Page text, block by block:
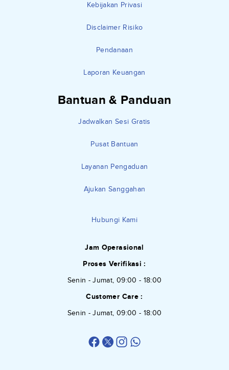
Kebijakan Privasi
Disclaimer Risiko
Pendanaan
Laporan Keuangan
Bantuan & Panduan
Jadwalkan Sesi Gratis
Pusat Bantuan
Layanan Pengaduan
Ajukan Sanggahan
Hubungi Kami
Jam Operasional
Proses Verifikasi :
Senin - Jumat, 09:00 - 18:00
Customer Care :
Senin - Jumat, 09:00 - 18:00